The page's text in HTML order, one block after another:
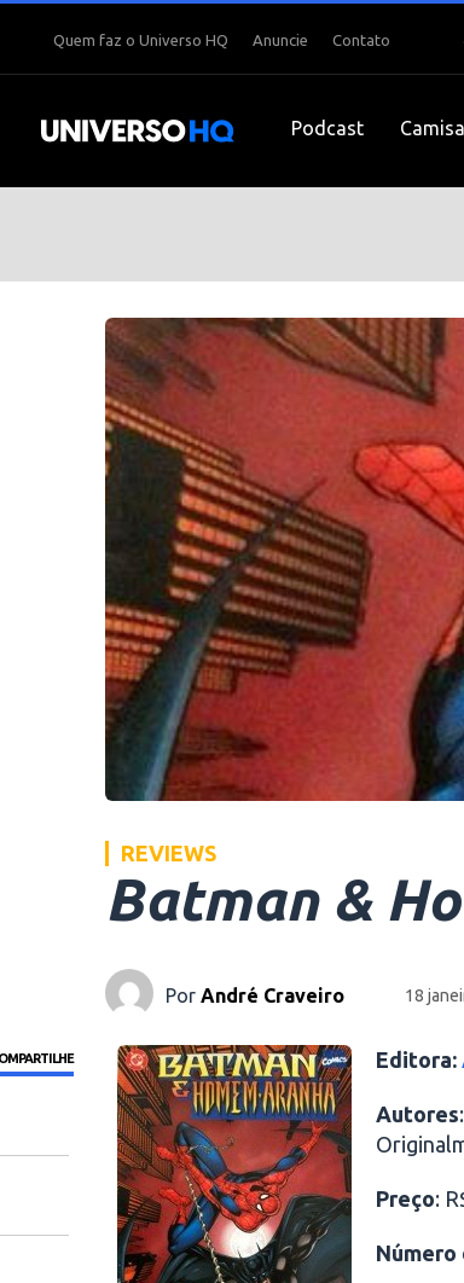
Quem faz o Universo HQ Anuncie Contato
Podcast
REVIEWS
Batman &
Por André Craveiro 18
Editora:
Autores
Preço:
Número